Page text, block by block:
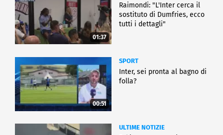
01:37
Raimondi: "L'Inter cerca il
sostituto di Dumfries, ecco
tutti i dettagli"
00:51
SPORT
Inter, sei pronta al bagno di
folla?
ULTIME NOTIZIE